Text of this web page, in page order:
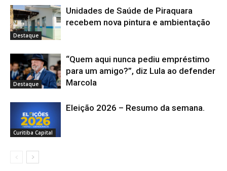
Destaque
Unidades de Saúde de Piraquara
recebem nova pintura e ambientação
Destaque
“Quem aqui nunca pediu empréstimo
para um amigo?”, diz Lula ao defender
Marcola
Curitiba Capital
Eleição 2026 – Resumo da semana.